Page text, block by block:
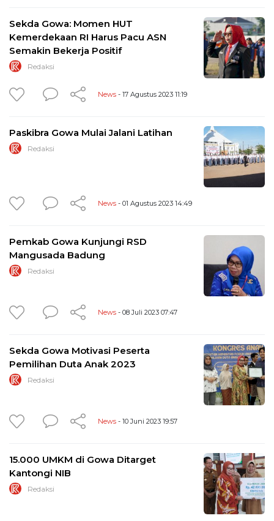
Sekda Gowa: Momen HUT
Kemerdekaan RI Harus Pacu ASN
Semakin Bekerja Positif
Redaksi
News - 17 Agustus 2023 11:19
Paskibra Gowa Mulai Jalani Latihan
Redaksi
News - 01 Agustus 2023 14:49
Pemkab Gowa Kunjungi RSD
Mangusada Badung
Redaksi
News - 08 Juli 2023 07:47
Sekda Gowa Motivasi Peserta
Pemilihan Duta Anak 2023
Redaksi
News - 10 Juni 2023 19:57
15.000 UMKM di Gowa Ditarget
Kantongi NIB
Redaksi